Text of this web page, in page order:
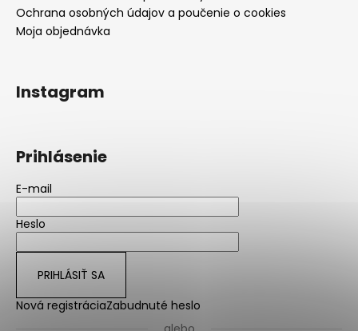
Ochrana osobných údajov a poučenie o cookies
Moja objednávka
Instagram
Prihlásenie
E-mail
Heslo
PRIHLÁSIŤ SA
Nová registráciaZabudnuté heslo